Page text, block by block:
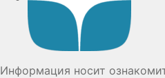
Информация носит